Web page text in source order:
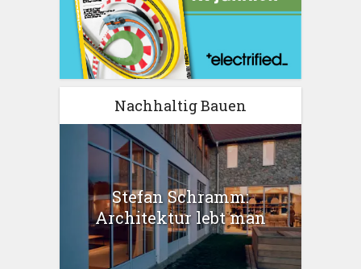
Nachhaltig Bauen
Stefan Schramm:
Architektur lebt man